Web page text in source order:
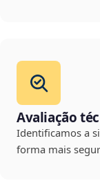
Avaliação
Identificamos a
forma mais